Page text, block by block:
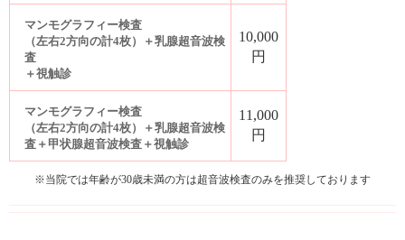
マンモグラフィー検査
（左右2方向の計4枚）＋乳腺超音波検
査
＋視触診
10,000
円
マンモグラフィー検査
（左右2方向の計4枚）＋乳腺超音波検
査＋甲状腺超音波検査＋視触診
11,000
円
※当院では年齢が30歳未満の方は超音波検査のみを推奨しております